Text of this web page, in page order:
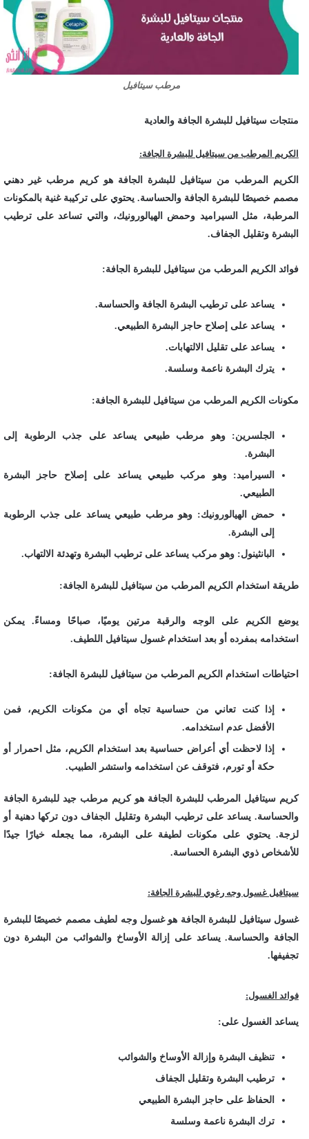
مرطب سيتافيل
منتجات سيتافيل للبشرة الجافة والعادية
الكريم المرطب من سيتافيل للبشرة الجافة:
الكريم المرطب من سيتافيل للبشرة الجافة هو كريم مرطب غير دهني
مصمم خصيصًا للبشرة الجافة والحساسة. يحتوي على تركيبة غنية بالمكونات
المرطبة، مثل السيراميد وحمض الهيالورونيك، والتي تساعد على ترطيب
البشرة وتقليل الجفاف.
فوائد الكريم المرطب من سيتافيل للبشرة الجافة:
يساعد على ترطيب البشرة الجافة والحساسة.
يساعد على إصلاح حاجز البشرة الطبيعي.
يساعد على تقليل الالتهابات.
يترك البشرة ناعمة وسلسة.
مكونات الكريم المرطب من سيتافيل للبشرة الجافة:
الجلسرين: وهو مرطب طبيعي يساعد على جذب الرطوبة إلى
البشرة.
السيراميد: وهو مركب طبيعي يساعد على إصلاح حاجز البشرة
الطبيعي.
حمض الهيالورونيك: وهو مرطب طبيعي يساعد على جذب الرطوبة
إلى البشرة.
البانثينول: وهو مركب يساعد على ترطيب البشرة وتهدئة الالتهاب.
طريقة استخدام الكريم المرطب من سيتافيل للبشرة الجافة:
يوضع الكريم على الوجه والرقبة مرتين يوميًا، صباحًا ومساءً. يمكن
استخدامه بمفرده أو بعد استخدام غسول سيتافيل اللطيف.
احتياطات استخدام الكريم المرطب من سيتافيل للبشرة الجافة:
إذا كنت تعاني من حساسية تجاه أي من مكونات الكريم، فمن
الأفضل عدم استخدامه.
إذا لاحظت أي أعراض حساسية بعد استخدام الكريم، مثل احمرار أو
حكة أو تورم، فتوقف عن استخدامه واستشر الطبيب.
كريم سيتافيل المرطب للبشرة الجافة هو كريم مرطب جيد للبشرة الجافة
والحساسة. يساعد على ترطيب البشرة وتقليل الجفاف دون تركها دهنية أو
لزجة. يحتوي على مكونات لطيفة على البشرة، مما يجعله خيارًا جيدًا
للأشخاص ذوي البشرة الحساسة.
سيتافيل غسول وجه رغوي للبشرة الجافة:
غسول سيتافيل للبشرة الجافة هو غسول وجه لطيف مصمم خصيصًا للبشرة
الجافة والحساسة. يساعد على إزالة الأوساخ والشوائب من البشرة دون
تجفيفها.
فوائد الغسول:
يساعد الغسول على:
تنظيف البشرة وإزالة الأوساخ والشوائب
ترطيب البشرة وتقليل الجفاف
الحفاظ على حاجز البشرة الطبيعي
ترك البشرة ناعمة وسلسة